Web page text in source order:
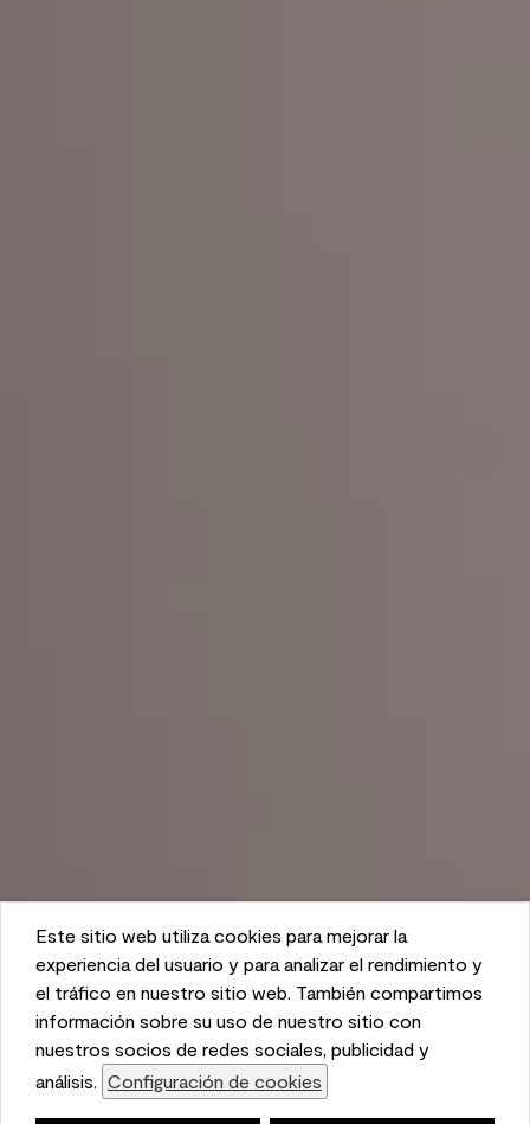
This website uses cookies to enhance user experience
and to analyze performance and traffic on our website.
We also share information about your use of our site
with our social media, advertising, and analytics
partners. Cookie Settings
Este sitio web utiliza cookies para mejorar la
experiencia del usuario y para analizar el rendimiento y
el tráfico en nuestro sitio web. También compartimos
información sobre su uso de nuestro sitio con
nuestros socios de redes sociales, publicidad y
análisis. Configuración de cookies